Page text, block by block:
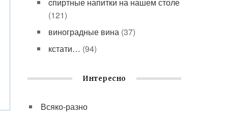
(121)
виноградные вина (37)
кстати… (94)
Интересно
Всяко-разно